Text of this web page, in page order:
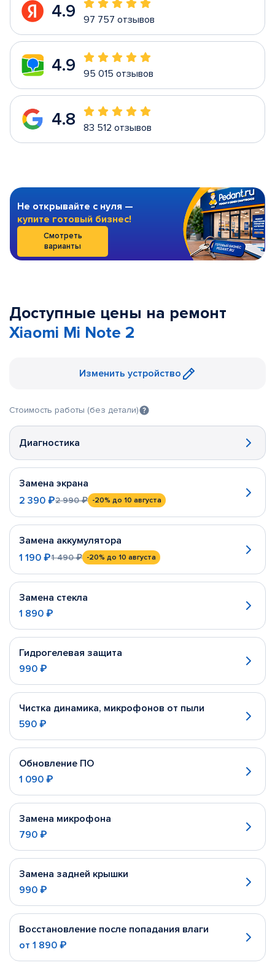
4.9 97 757 отзывов
4.9 95 015 отзывов
4.8 83 512 отзывов
Не открывайте с нуля —
купите готовый бизнес!
Смотреть
варианты
Доступные цены на ремонт
Xiaomi Mi Note 2
Изменить устройство
Стоимость работы (без детали)
Диагностика
Замена экрана
2 390 ₽2 990 ₽ -20% до 10 августа
Замена аккумулятора
1 190 ₽1 490 ₽ -20% до 10 августа
Замена стекла
1 890 ₽
Гидрогелевая защита
990 ₽
Чистка динамика, микрофонов от пыли
590 ₽
Обновление ПО
1 090 ₽
Замена микрофона
790 ₽
Замена задней крышки
990 ₽
Восстановление после попадания влаги
от 1 890 ₽